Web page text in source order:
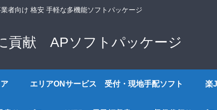
者向け 格安 手軽な多機能ソフトパッケージ
貢献 APソフトパッケージ
エリアONサービス 受付・現地手配ソフト 楽